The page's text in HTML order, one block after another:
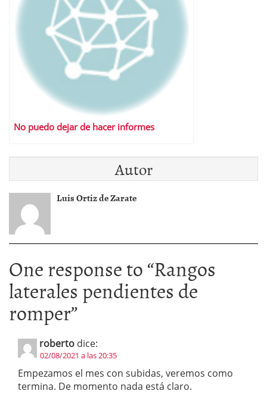
No puedo dejar de hacer informes
Autor
Luis Ortiz de Zarate
One response to “Rangos
laterales pendientes de
romper”
roberto dice:
02/08/2021 a las 20:35
Empezamos el mes con subidas, veremos como
termina. De momento nada está claro.